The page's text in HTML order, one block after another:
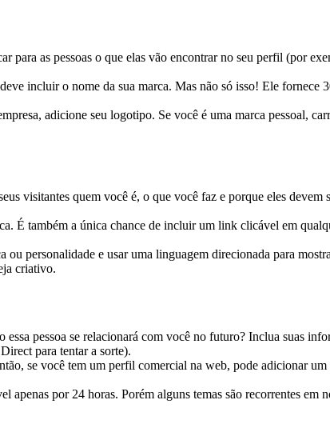
para as pessoas o que elas vão encontrar no seu perfil (por
incluir o nome da sua marca. Mas não só isso! Ele fornece
adicione seu logotipo. Se você é uma marca pessoal,
visitantes quem você é, o que você faz e porque eles devem
É também a única chance de incluir um link clicável em
personalidade e usar uma linguagem direcionada para
criativo.
pessoa se relacionará com você no futuro? Inclua suas
para tentar a sorte).
se você tem um perfil comercial na web, pode adicionar
por 24 horas. Porém alguns temas são recorrentes em